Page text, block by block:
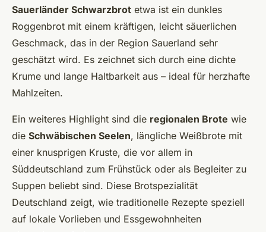
Sauerländer Schwarzbrot etwa ist ein dunkles
Roggenbrot mit einem kräftigen, leicht säuerlichen
Geschmack, das in der Region Sauerland sehr
geschätzt wird. Es zeichnet sich durch eine dichte
Krume und lange Haltbarkeit aus – ideal für herzhafte
Mahlzeiten.
Ein weiteres Highlight sind die regionalen Brote wie
die Schwäbischen Seelen, längliche Weißbrote mit
einer knusprigen Kruste, die vor allem in
Süddeutschland zum Frühstück oder als Begleiter zu
Suppen beliebt sind. Diese Brotspezialität
Deutschland zeigt, wie traditionelle Rezepte speziell
auf lokale Vorlieben und Essgewohnheiten